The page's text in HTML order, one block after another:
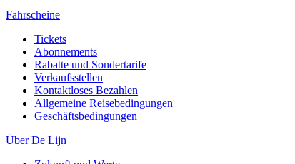
Fahrscheine
Tickets
Abonnements
Rabatte und Sondertarife
Verkaufsstellen
Kontaktloses Bezahlen
Allgemeine Reisebedingungen
Geschäftsbedingungen
Über De Lijn